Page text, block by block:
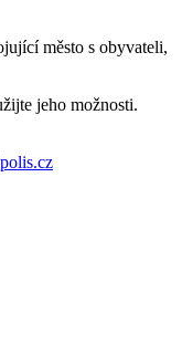
město s obyvateli,
jeho možnosti.